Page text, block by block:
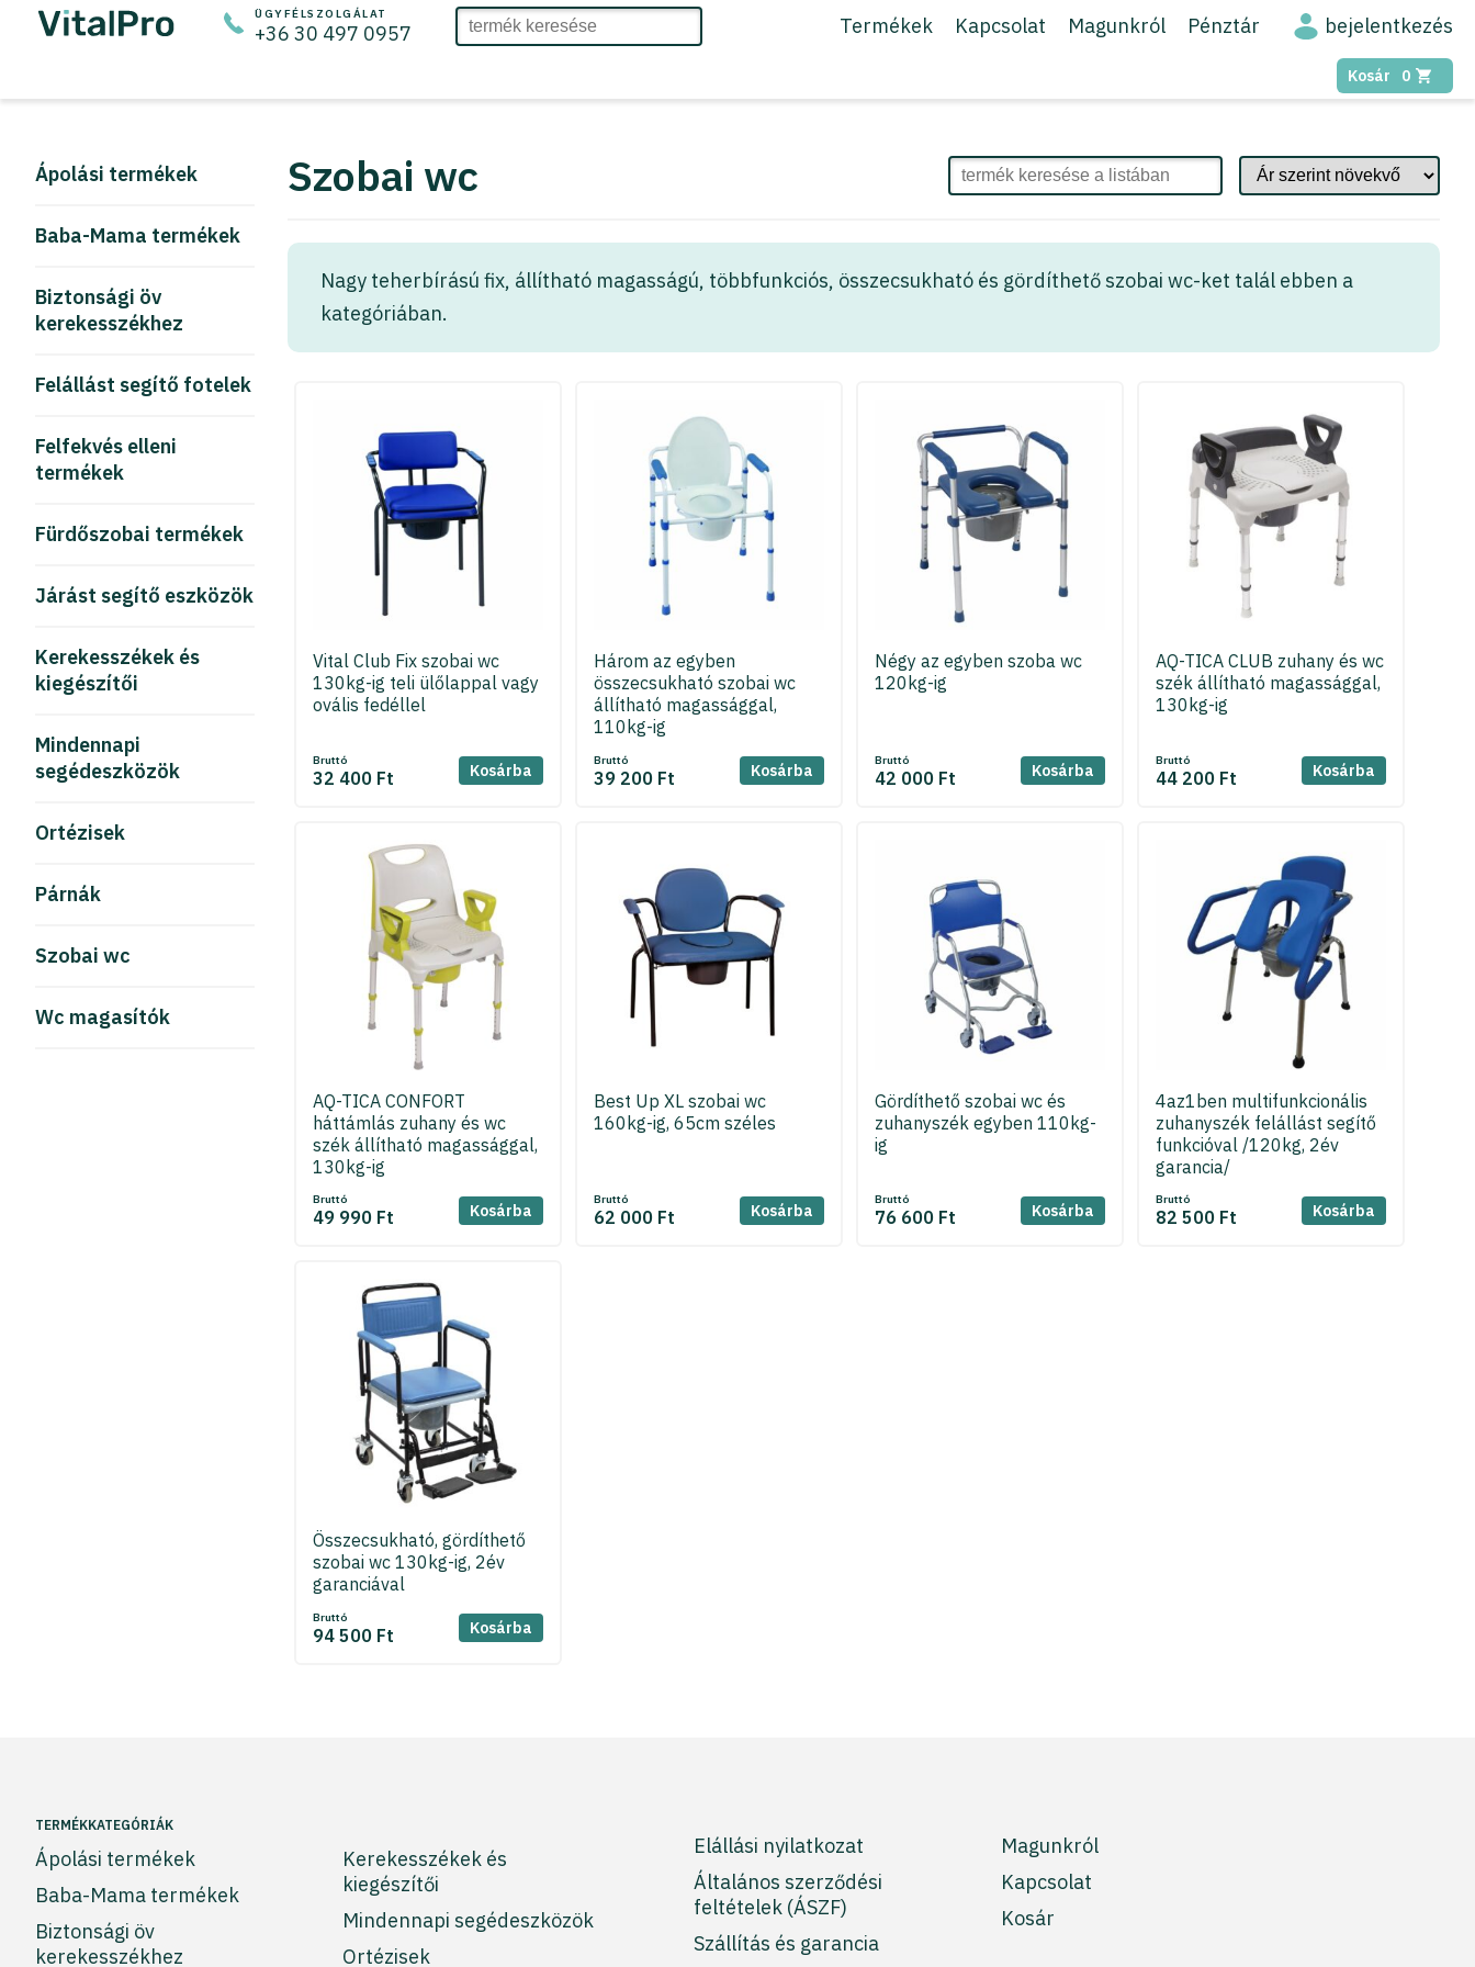
ÜGYFÉLSZOLGÁLAT
+36 30 497 0957 Termékek Kapcsolat Magunkról Pénztár bejelentkezés
Kosár 0
Ápolási termékek
Baba-Mama termékek
Biztonsági öv
kerekesszékhez
Felállást segítő fotelek
Felfekvés elleni
termékek
Fürdőszobai termékek
Járást segítő eszközök
Kerekesszékek és
kiegészítői
Mindennapi
segédeszközök
Ortézisek
Párnák
Szobai wc
Wc magasítók
Szobai wc
Nagy teherbírású fix, állítható magasságú, többfunkciós, összecsukható és gördíthető szobai wc-ket talál ebben a
kategóriában.
Vital Club Fix szobai wc
130kg-ig teli ülőlappal vagy
ovális fedéllel
Bruttó
32 400 Ft Kosárba
Három az egyben
összecsukható szobai wc
állítható magassággal,
110kg-ig
Bruttó
39 200 Ft Kosárba
Négy az egyben szoba wc
120kg-ig
Bruttó
42 000 Ft Kosárba
AQ-TICA CLUB zuhany és wc
szék állítható magassággal,
130kg-ig
Bruttó
44 200 Ft Kosárba
AQ-TICA CONFORT
háttámlás zuhany és wc
szék állítható magassággal,
130kg-ig
Bruttó
49 990 Ft Kosárba
Best Up XL szobai wc
160kg-ig, 65cm széles
Bruttó
62 000 Ft Kosárba
Gördíthető szobai wc és
zuhanyszék egyben 110kg-
ig
Bruttó
76 600 Ft Kosárba
4az1ben multifunkcionális
zuhanyszék felállást segítő
funkcióval /120kg, 2év
garancia/
Bruttó
82 500 Ft Kosárba
Összecsukható, gördíthető
szobai wc 130kg-ig, 2év
garanciával
Bruttó
94 500 Ft Kosárba
TERMÉKKATEGÓRIÁK
Ápolási termékek
Baba-Mama termékek
Biztonsági öv
kerekesszékhez
Kerekesszékek és
kiegészítői
Mindennapi segédeszközök
Ortézisek
Elállási nyilatkozat
Általános szerződési
feltételek (ÁSZF)
Szállítás és garancia
Magunkról
Kapcsolat
Kosár